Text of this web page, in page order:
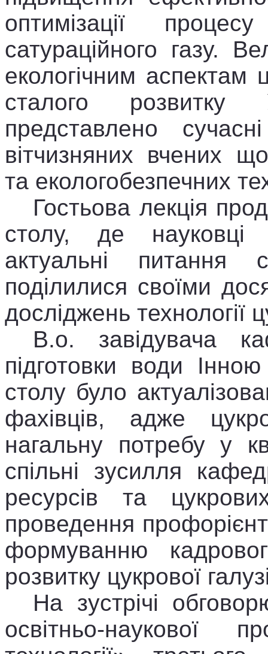
оптимізації
сатураційного газу.
екологічним аспектам
сталого
представлено
вітчизняних вчених
та екологобезпечних
Гостьова лекція
столу, де науковці
актуальні питання
поділилися своїми
досліджень технології
В.о. завідувача
підготовки води
столу було
фахівців, адже
нагальну потребу у
спільні зусилля
ресурсів та
проведення
формуванню
розвитку цукрової
На зустрічі
освітньо-наукової